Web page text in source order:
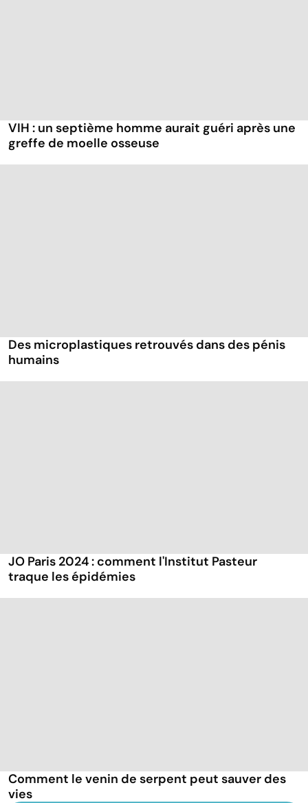
VIH : un septième homme aurait guéri après une
greffe de moelle osseuse
Des microplastiques retrouvés dans des pénis
humains
JO Paris 2024 : comment l'Institut Pasteur
traque les épidémies
Comment le venin de serpent peut sauver des
vies